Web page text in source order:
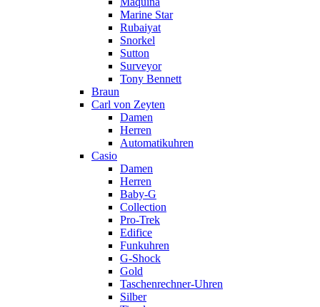
Marine Star
Rubaiyat
Snorkel
Sutton
Surveyor
Tony Bennett
Braun
Carl von Zeyten
Damen
Herren
Automatikuhren
Casio
Damen
Herren
Baby-G
Collection
Pro-Trek
Edifice
Funkuhren
G-Shock
Gold
Taschenrechner-Uhren
Silber